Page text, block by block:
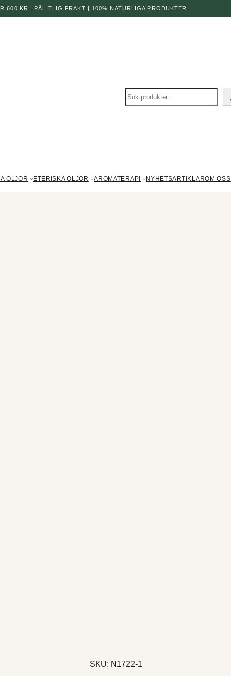
600 KR | PÅLITLIG FRAKT | 100% NATURLIGA PRODUKTER
Sök
produkter
OLJOR ETERISKA OLJOR AROMATERAPI NYHETSARTIKLAROM OSS
SKU: N1722-1